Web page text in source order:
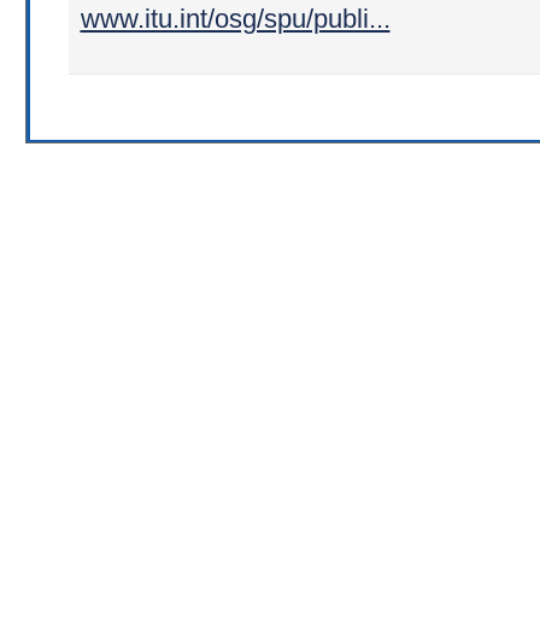
www.itu.int/osg/spu/publi...